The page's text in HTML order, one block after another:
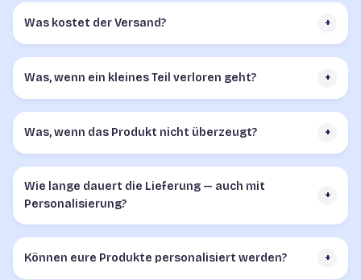
Was kostet der Versand? +
Was, wenn ein kleines Teil verloren geht? +
Was, wenn das Produkt nicht überzeugt? +
Wie lange dauert die Lieferung — auch mit
Personalisierung?
+
Können eure Produkte personalisiert werden? +